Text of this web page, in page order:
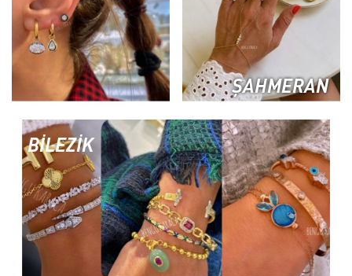
ŞAHMERAN
BİLEZİK